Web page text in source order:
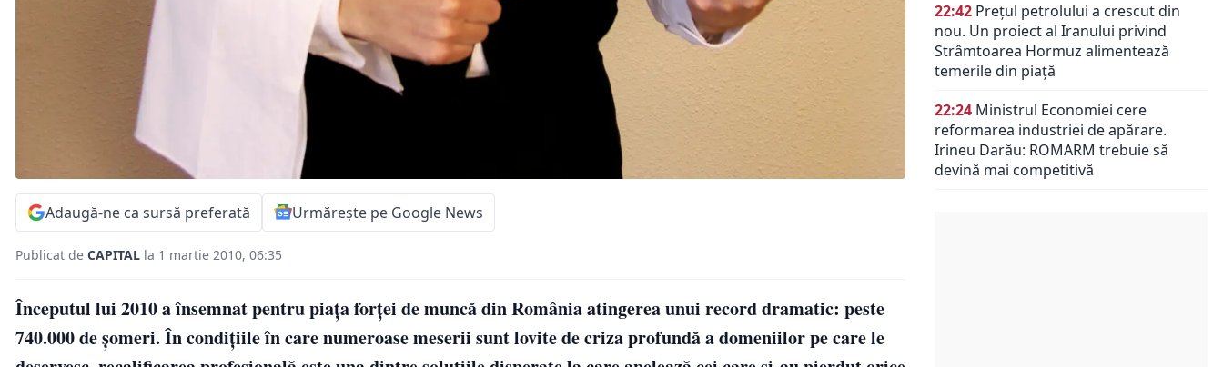
Adaugă-ne ca sursă preferată Urmărește pe Google News
Publicat de CAPITAL la 1 martie 2010, 06:35
Începutul lui 2010 a însemnat pentru piaţa forţei de muncă din România atingerea unui record dramatic: peste
740.000 de şomeri. În condiţiile în care numeroase meserii sunt lovite de criza profundă a domeniilor pe care le
22:42 Prețul petrolului a crescut din
nou. Un proiect al Iranului privind
Strâmtoarea Hormuz alimentează
temerile din piață
22:24 Ministrul Economiei cere
reformarea industriei de apărare.
Irineu Darău: ROMARM trebuie să
devină mai competitivă